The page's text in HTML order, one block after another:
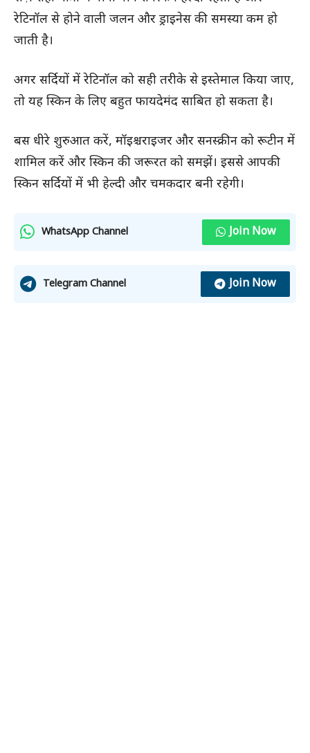
रेटिनॉल से होने वाली जलन और ड्राइनेस की समस्या कम हो
जाती है।
अगर सर्दियों में रेटिनॉल को सही तरीके से इस्तेमाल किया जाए,
तो यह स्किन के लिए बहुत फायदेमंद साबित हो सकता है।
बस धीरे शुरुआत करें, मॉइश्चराइजर और सनस्क्रीन को रूटीन में
शामिल करें और स्किन की जरूरत को समझें। इससे आपकी
स्किन सर्दियों में भी हेल्दी और चमकदार बनी रहेगी।
WhatsApp Channel Join Now
Telegram Channel Join Now